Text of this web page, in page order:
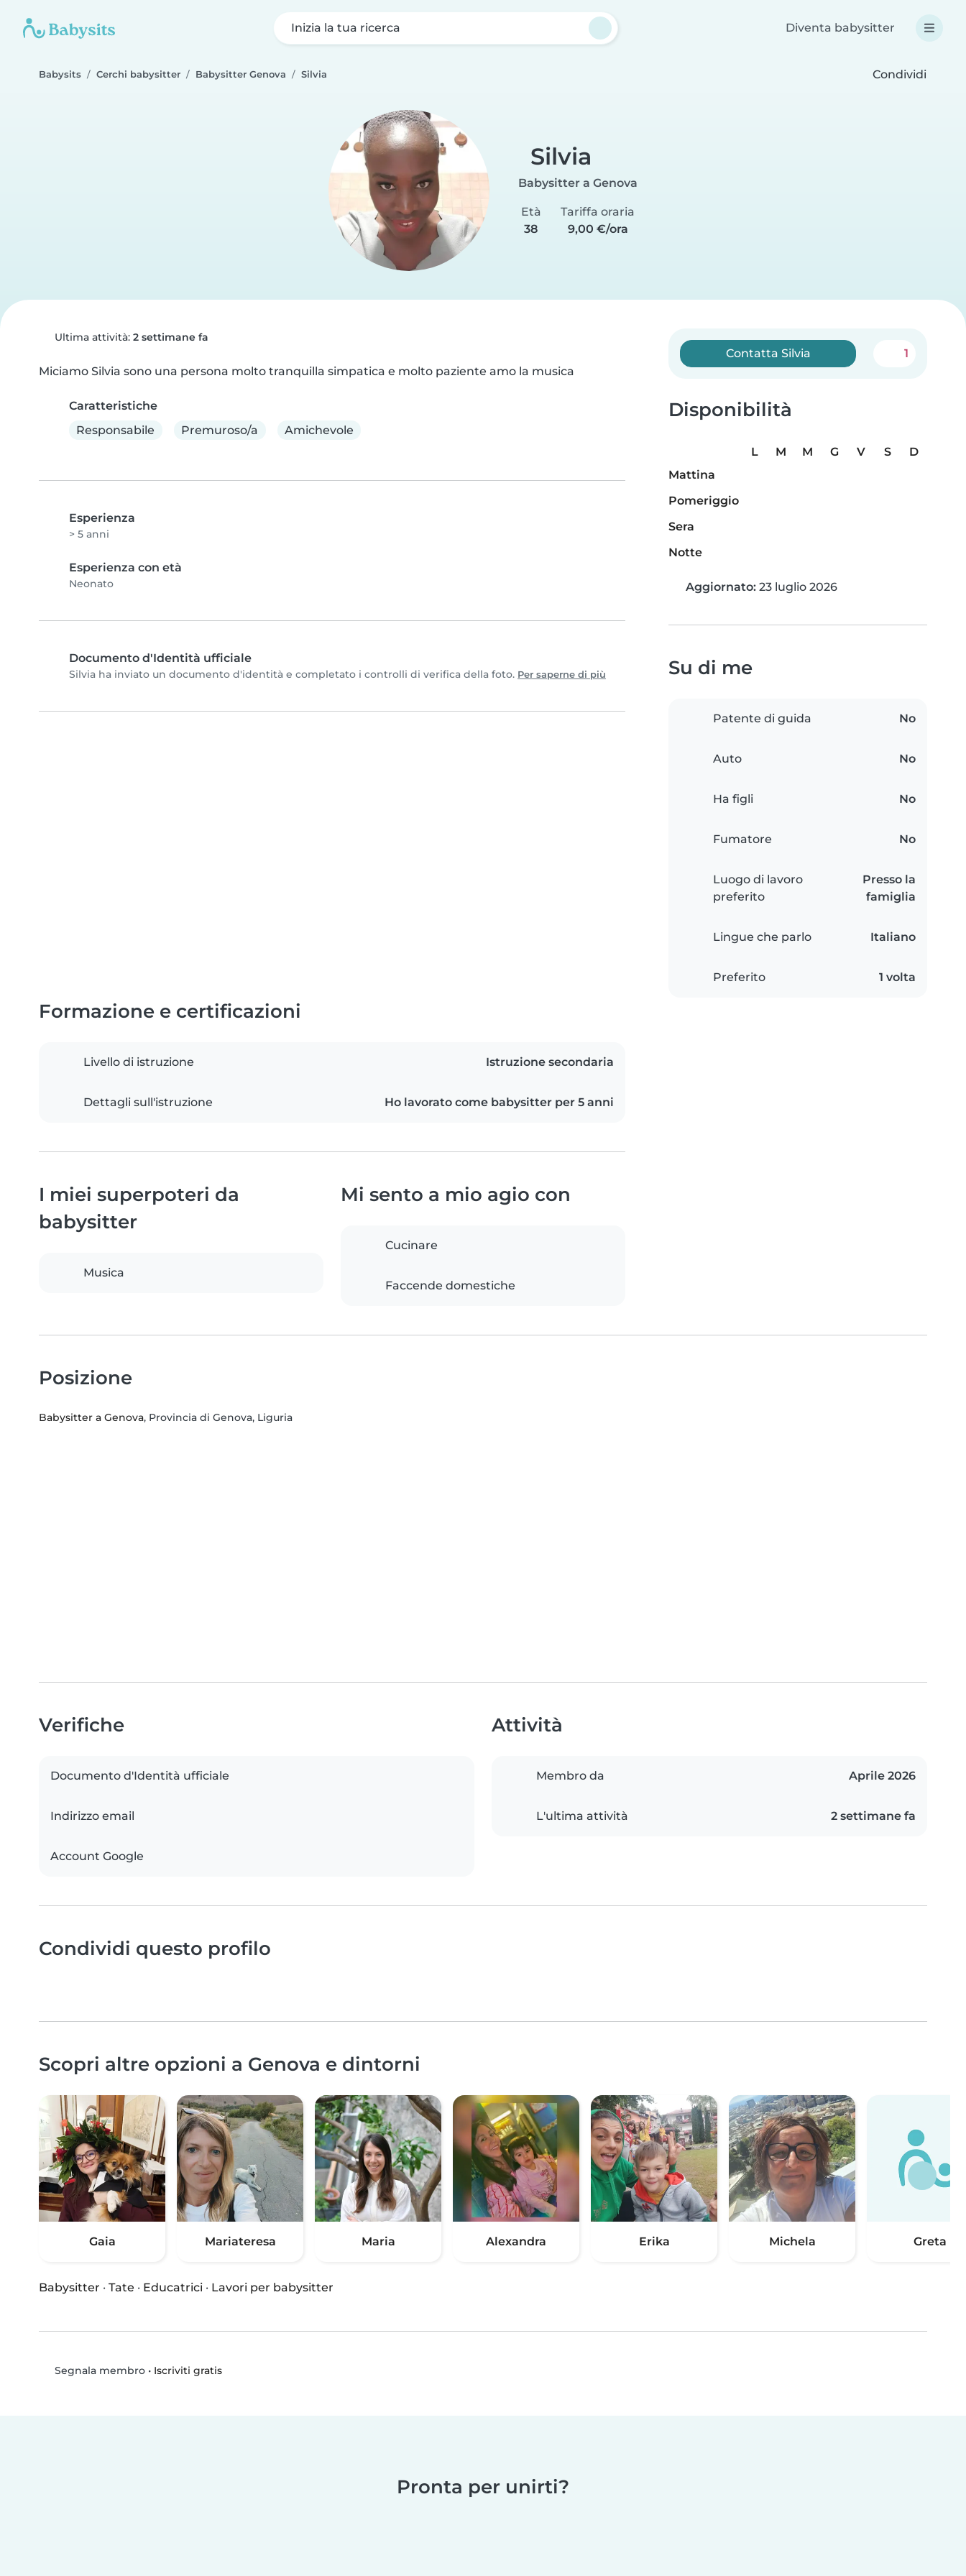
Inizia la tua ricerca Diventa babysitter
Babysits Cerchi babysitter Babysitter Genova Silvia Condividi
Silvia
Babysitter a Genova
Età
38
Tariffa oraria
9,00 €/ora
Ultima attività: 2 settimane fa
Miciamo Silvia sono una persona molto tranquilla simpatica e molto paziente amo la musica
Caratteristiche
Responsabile
Premuroso/a Amichevole
Esperienza
> 5 anni
Esperienza con età
Neonato
Documento d'Identità ufficiale
Silvia ha inviato un documento d'identità e completato i controlli di verifica della foto. Per saperne di più
Contatta Silvia 1
Disponibilità
L M M G V S
D
Mattina
Pomeriggio
Sera
Notte
Aggiornato: 23 luglio 2026
Su di me
Patente di guida No
Auto No
Ha figli No
Fumatore No
Luogo di lavoro
preferito
Presso la
famiglia
Lingue che parlo Italiano
Preferito 1 volta
Formazione e certificazioni
Livello di istruzione Istruzione secondaria
Dettagli sull'istruzione Ho lavorato come babysitter per 5 anni
I miei superpoteri da
babysitter
Musica
Mi sento a mio agio con
Cucinare
Faccende domestiche
Posizione
Babysitter a Genova, Provincia di Genova, Liguria
Verifiche
Documento d'Identità ufficiale
Indirizzo email
Account Google
Attività
Membro da Aprile 2026
L'ultima attività 2 settimane fa
Condividi questo profilo
Scopri altre opzioni a Genova e dintorni
Gaia Mariateresa Maria Alexandra Erika Michela Greta
Babysitter · Tate · Educatrici · Lavori per babysitter
Segnala membro• Iscriviti gratis
Pronta per unirti?